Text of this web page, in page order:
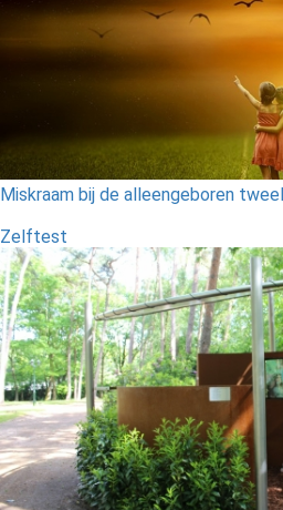
Miskraam bij de alleengeboren
Zelftest